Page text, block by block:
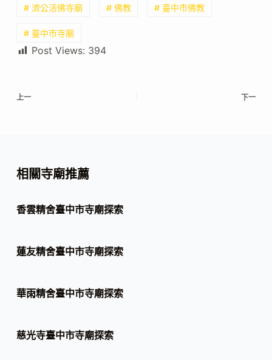
# 濟公活佛寺廟 # 佛教 # 臺中市佛教
# 臺中市寺廟
Post Views: 394
上一 下一
相關寺廟推薦
香雲精舍臺中市寺廟探索
蓮友精舍臺中市寺廟探索
華雨精舍臺中市寺廟探索
慈光寺臺中市寺廟探索